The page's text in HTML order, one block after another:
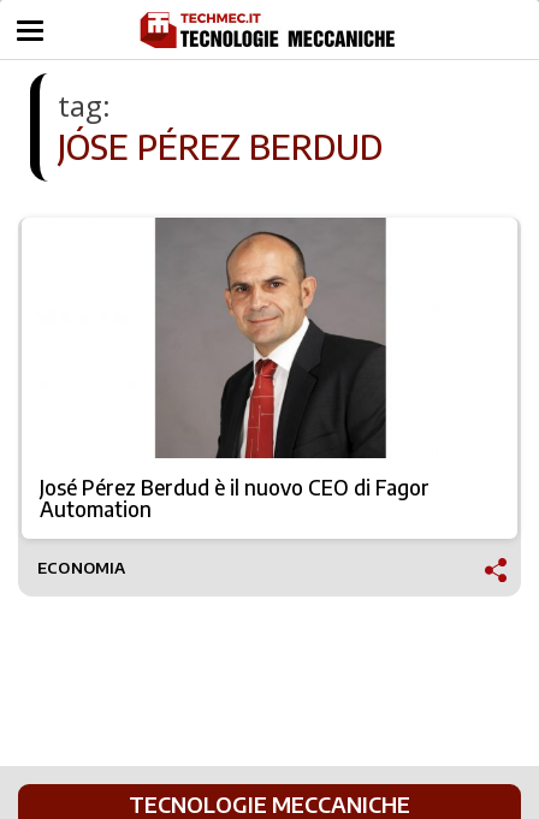
tag:
JÓSE PÉREZ BERDUD
José Pérez Berdud è il nuovo CEO di Fagor
Automation
ECONOMIA
TECNOLOGIE MECCANICHE